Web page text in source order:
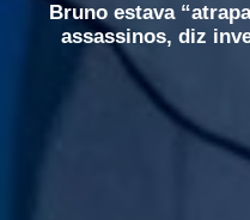
Bruno estava
assassinos, diz